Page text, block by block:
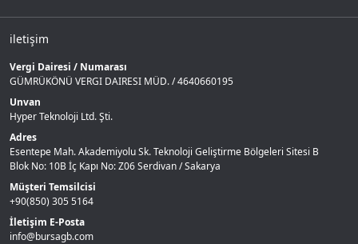
iletişim
Vergi Dairesi / Numarası
GÜMRÜKÖNÜ VERGI DAIRESI MÜD. / 4640660195
Unvan
Hyper Teknoloji Ltd. Şti.
Adres
Esentepe Mah. Akademiyolu Sk. Teknoloji Geliştirme Bölgeleri Sitesi B
Blok No: 10B İç Kapı No: Z06 Serdivan / Sakarya
Müşteri Temsilcisi
+90(850) 305 5164
İletişim E-Posta
info@bursagb.com